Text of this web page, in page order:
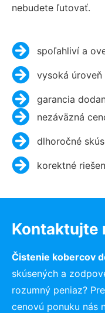
nebudete ľutovať.
spoľahliví a
vysoká
garancia
nezáväzná
dlhoročné
korektné
Kontaktujte
Čistenie kobercov
skúsených a
rozumný peniaz?
cenovú ponuku nás